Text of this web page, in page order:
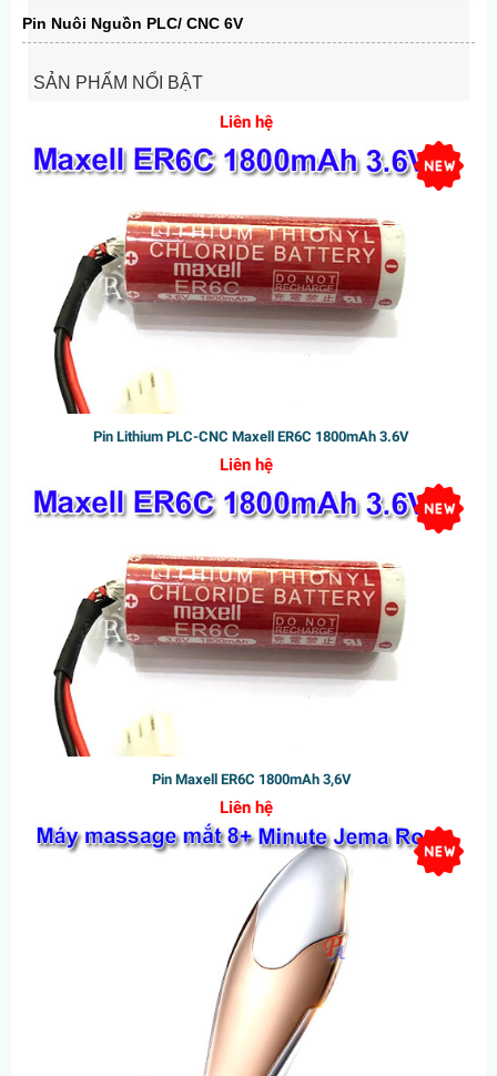
Pin Nuôi Nguồn PLC/ CNC 6V
SẢN PHẨM NỔI BẬT
Pin Lithium PLC-CNC Panasonic AFPX-BATT 3V
Liên hệ
Pin Lithium PLC-CNC Maxell ER6C 1800mAh 3.6V
Liên hệ
Pin Maxell ER6C 1800mAh 3,6V
Liên hệ